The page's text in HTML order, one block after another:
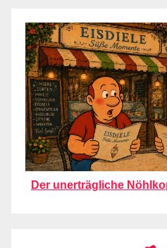
Der unerträgliche